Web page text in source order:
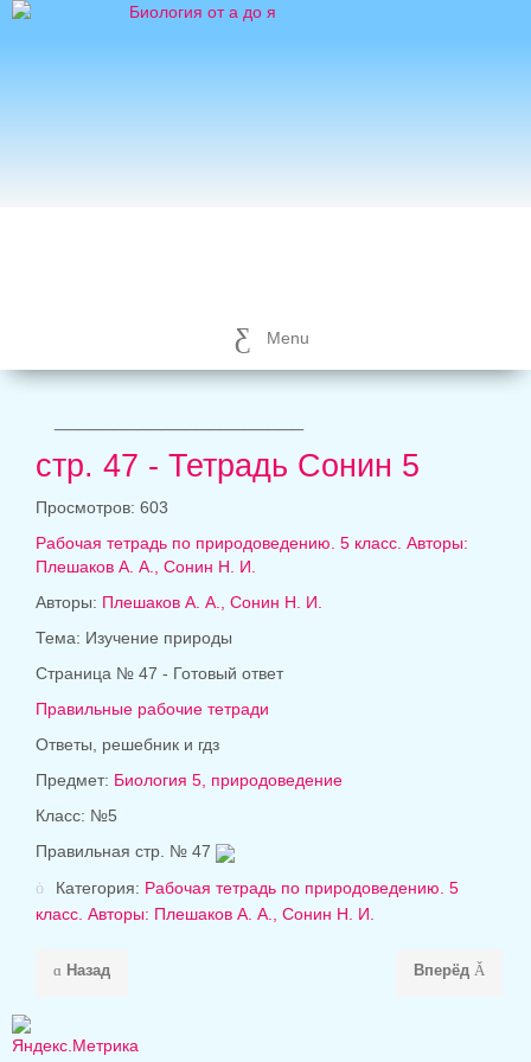
Menu
стр. 47 - Тетрадь Сонин 5
Просмотров: 603
Рабочая тетрадь по природоведению. 5 класс. Авторы:
Плешаков А. А., Сонин Н. И.
Авторы: Плешаков А. А., Сонин Н. И.
Тема: Изучение природы
Страница № 47 - Готовый ответ
Правильные рабочие тетради
Ответы, решебник и гдз
Предмет: Биология 5, природоведение
Класс: №5
Правильная стр. № 47
Категория: Рабочая тетрадь по природоведению. 5
класс. Авторы: Плешаков А. А., Сонин Н. И.
Назад Вперёд